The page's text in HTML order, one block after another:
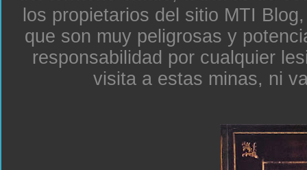
los propietarios del sitio MTI
que son muy peligrosas y
responsabilidad por cualquier
visita a estas minas, ni